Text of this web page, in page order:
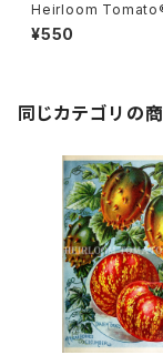
Heirloom
Caitydid エアルーム・
ワーフ・ケイティディッ
¥550
同じカテゴリの